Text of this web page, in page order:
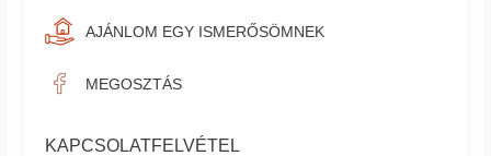
AJÁNLOM EGY ISMERŐSÖMNEK
MEGOSZTÁS
KAPCSOLATFELVÉTEL